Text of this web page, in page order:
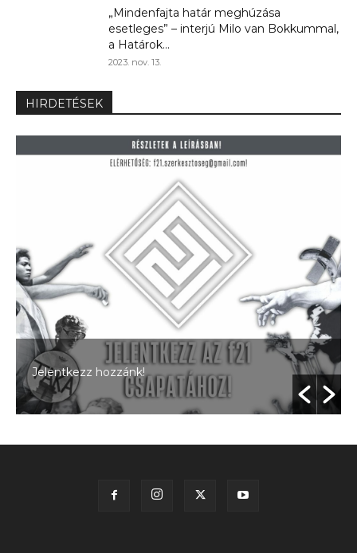
„Mindenfajta határ meghúzása
esetleges” – interjú Milo van Bokkummal,
a Határok...
2023. nov. 13.
HIRDETÉSEK
Jelentkezz hozzánk!